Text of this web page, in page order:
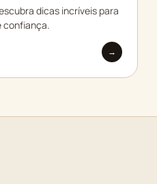
dicas incríveis para
confiança.
→